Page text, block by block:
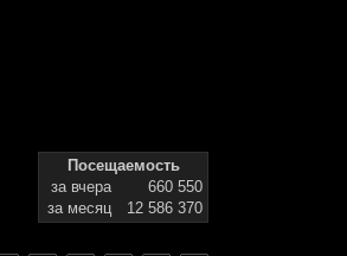
Посещаемость
за вчера
660 550
за месяц
12 586 370